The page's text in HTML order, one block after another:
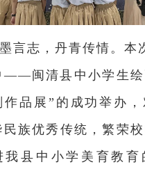
言志，丹青传情。本
——闽清县中小学生绘
作品展”的成功举办，
民族优秀传统，繁荣校
我县中小学美育教育